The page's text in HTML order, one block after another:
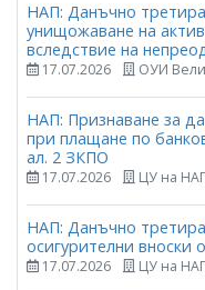
НАП: Данъчно
унищожаване на
вследствие на
17.07.2026 ОУИ
НАП: Признаване за
при плащане по
ал. 2 ЗКПО
17.07.2026 ЦУ на
НАП: Данъчно
осигурителни вноски
17.07.2026 ЦУ на